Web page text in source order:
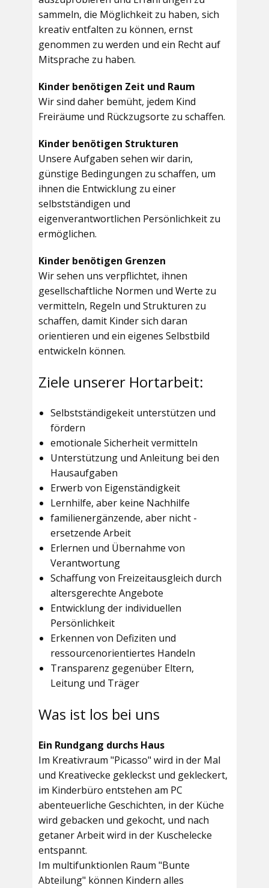
sammeln, die Möglichkeit zu haben, sich
kreativ entfalten zu können, ernst
genommen zu werden und ein Recht auf
Mitsprache zu haben.
Kinder benötigen Zeit und Raum
Wir sind daher bemüht, jedem Kind
Freiräume und Rückzugsorte zu schaffen.
Kinder benötigen Strukturen
Unsere Aufgaben sehen wir darin,
günstige Bedingungen zu schaffen, um
ihnen die Entwicklung zu einer
selbstständigen und
eigenverantwortlichen Persönlichkeit zu
ermöglichen.
Kinder benötigen Grenzen
Wir sehen uns verpflichtet, ihnen
gesellschaftliche Normen und Werte zu
vermitteln, Regeln und Strukturen zu
schaffen, damit Kinder sich daran
orientieren und ein eigenes Selbstbild
entwickeln können.
Ziele unserer Hortarbeit:
Selbstständigekeit unterstützen und
fördern
emotionale Sicherheit vermitteln
Unterstützung und Anleitung bei den
Hausaufgaben
Erwerb von Eigenständigkeit
Lernhilfe, aber keine Nachhilfe
familienergänzende, aber nicht -
ersetzende Arbeit
Erlernen und Übernahme von
Verantwortung
Schaffung von Freizeitausgleich durch
altersgerechte Angebote
Entwicklung der individuellen
Persönlichkeit
Erkennen von Defiziten und
ressourcenorientiertes Handeln
Transparenz gegenüber Eltern,
Leitung und Träger
Was ist los bei uns
Ein Rundgang durchs Haus
Im Kreativraum "Picasso" wird in der Mal
und Kreativecke gekleckst und gekleckert,
im Kinderbüro entstehen am PC
abenteuerliche Geschichten, in der Küche
wird gebacken und gekocht, und nach
getaner Arbeit wird in der Kuschelecke
entspannt.
Im multifunktionlen Raum "Bunte
Abteilung" können Kindern alles